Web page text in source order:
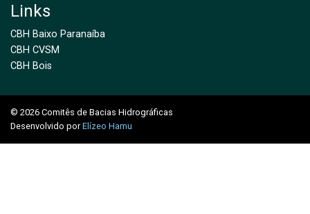
Links
CBH Baixo Paranaíba
CBH CVSM
CBH Bois
© 2026 Comitês de Bacias Hidrográficas
Desenvolvido porElízeo Hamu